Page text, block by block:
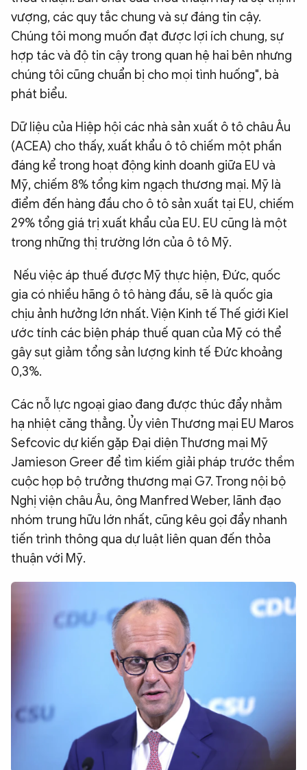
vượng, các quy tắc chung và sự đáng tin cậy.
Chúng tôi mong muốn đạt được lợi ích chung, sự
hợp tác và độ tin cậy trong quan hệ hai bên nhưng
chúng tôi cũng chuẩn bị cho mọi tình huống", bà
phát biểu.
Dữ liệu của Hiệp hội các nhà sản xuất ô tô châu Âu
(ACEA) cho thấy, xuất khẩu ô tô chiếm một phần
đáng kể trong hoạt động kinh doanh giữa EU và
Mỹ, chiếm 8% tổng kim ngạch thương mại. Mỹ là
điểm đến hàng đầu cho ô tô sản xuất tại EU, chiếm
29% tổng giá trị xuất khẩu của EU. EU cũng là một
trong những thị trường lớn của ô tô Mỹ.
Nếu việc áp thuế được Mỹ thực hiện, Đức, quốc
gia có nhiều hãng ô tô hàng đầu, sẽ là quốc gia
chịu ảnh hưởng lớn nhất. Viện Kinh tế Thế giới Kiel
ước tính các biện pháp thuế quan của Mỹ có thể
gây sụt giảm tổng sản lượng kinh tế Đức khoảng
0,3%.
Các nỗ lực ngoại giao đang được thúc đẩy nhằm
hạ nhiệt căng thẳng. Ủy viên Thương mại EU Maros
Sefcovic dự kiến gặp Đại diện Thương mại Mỹ
Jamieson Greer để tìm kiếm giải pháp trước thềm
cuộc họp bộ trưởng thương mại G7. Trong nội bộ
Nghị viện châu Âu, ông Manfred Weber, lãnh đạo
nhóm trung hữu lớn nhất, cũng kêu gọi đẩy nhanh
tiến trình thông qua dự luật liên quan đến thỏa
thuận với Mỹ.